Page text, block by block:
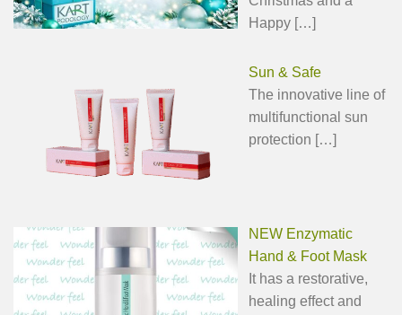
Happy […]
Sun & Safe
The innovative line of
multifunctional sun
protection […]
NEW Enzymatic
Hand & Foot Mask
It has a restorative,
healing effect and